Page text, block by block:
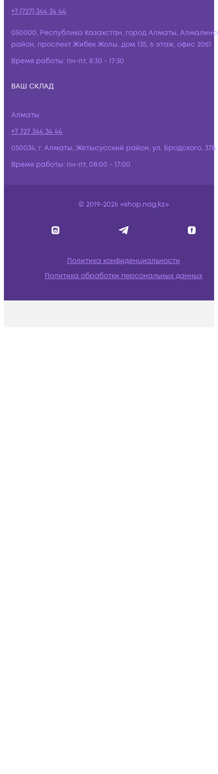
+7 (727) 344 34 44
050000, Республика Казахстан, город Алматы,
район, проспект Жибек Жолы, дом 135, 6 этаж, офис 2061
Время работы: пн-пт, 8:30 - 17:30
ВАШ СКЛАД
Алматы
+7 727 344 34 44
050034, г. Алматы, Жетысусский район, ул. Бродского, 37Б
Время работы: пн-пт, 08:00 - 17:00
© 2019-2026 «shop.nag.kz»
Политика конфиденциальности
Политика обработки персональных данных